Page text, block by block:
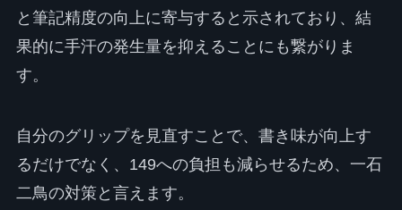
と筆記精度の向上に寄与すると示されており、結
果的に手汗の発生量を抑えることにも繋がりま
す。
自分のグリップを見直すことで、書き味が向上す
るだけでなく、149への負担も減らせるため、一石
二鳥の対策と言えます。